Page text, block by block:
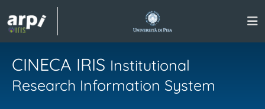
CINECA IRIS Institutional
Research Information System